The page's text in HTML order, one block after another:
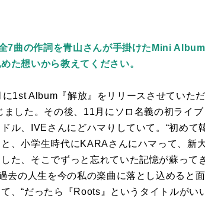
7曲の作詞を青山さんが手掛けたMini
た想いから教えてください。
に1st Album 『解放』をリリースさせていた
ました。その後、 11 月にソロ名義の初ライブ
ル、
IVE さんにどハマりしていて。“初めて
、小学生時代に KARAさんにハマって、新
た、そこでずっと忘れていた記憶が蘇って
去の人生を今の私の楽曲に落とし込めると
、“だったら『Roots 』というタイトルがい